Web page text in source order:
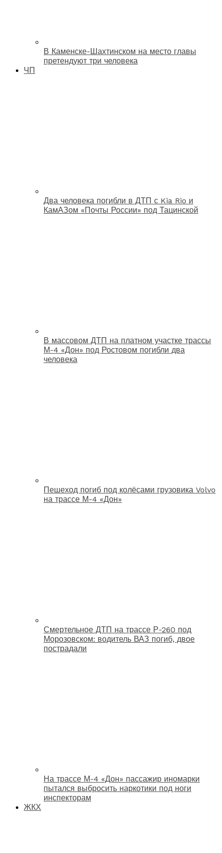
В Каменске-Шахтинском на место главы
претендуют три человека
ЧП
Два человека погибли в ДТП с Kia Rio и
КамАЗом «Почты России» под Тацинской
В массовом ДТП на платном участке трассы
М-4 «Дон» под Ростовом погибли два
человека
Пешеход погиб под колёсами грузовика Volvo
на трассе М-4 «Дон»
Смертельное ДТП на трассе Р-260 под
Морозовском: водитель ВАЗ погиб, двое
пострадали
На трассе М-4 «Дон» пассажир иномарки
пытался выбросить наркотики под ноги
инспекторам
ЖКХ